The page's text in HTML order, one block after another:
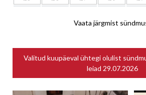
Vaata järgmist
Valitud kuupäeval ühtegi olulist
leiad 29.07.2026